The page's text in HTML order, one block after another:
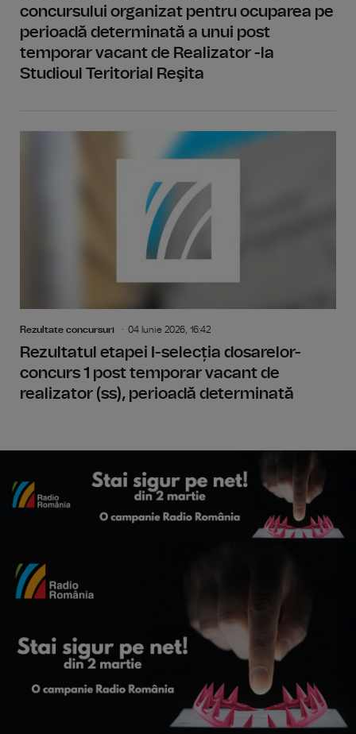
concursului organizat pentru ocuparea pe
perioadă determinată a unui post
temporar vacant de Realizator -la
Studioul Teritorial Reşita
Rezultate concursuri 04 Iunie 2026, 16:42
Rezultatul etapei I-selecția dosarelor-
concurs 1 post temporar vacant de
realizator (ss), perioadă determinată